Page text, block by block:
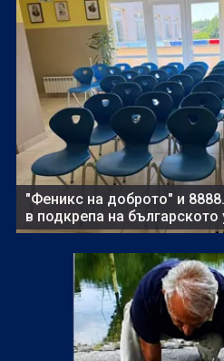
"Феникс на доброто" и
в подкрепа на